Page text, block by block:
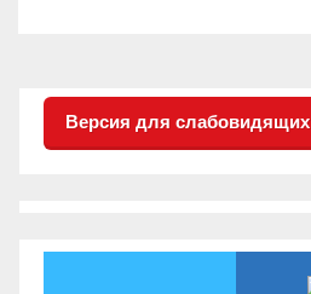
Версия для слабовидящих